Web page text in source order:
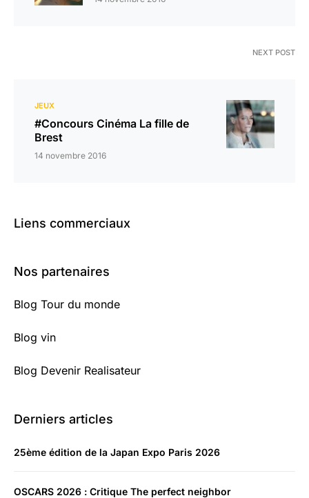
NEXT POST
JEUX
#Concours Cinéma La fille de
Brest
14 novembre 2016
Liens commerciaux
Nos partenaires
Blog Tour du monde
Blog vin
Blog Devenir Realisateur
Derniers articles
25ème édition de la Japan Expo Paris 2026
OSCARS 2026 : Critique The perfect neighbor